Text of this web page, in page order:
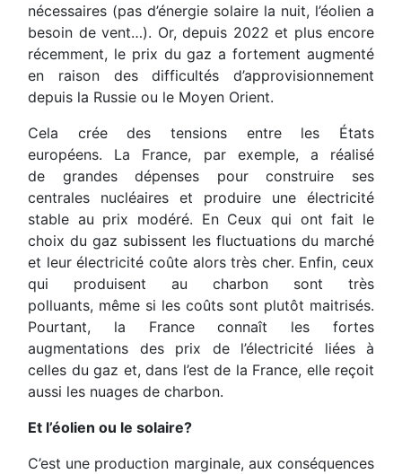
nécessaires (pas d’énergie solaire la nuit, l’éolien a
besoin de vent…). Or, depuis 2022 et plus encore
récemment, le prix du gaz a fortement augmenté
en raison des difficultés d’approvisionnement
depuis la Russie ou le Moyen Orient.
Cela crée des tensions entre les États
européens. La France, par exemple, a réalisé
de grandes dépenses pour construire ses
centrales nucléaires et produire une électricité
stable au prix modéré. En Ceux qui ont fait le
choix du gaz subissent les fluctuations du marché
et leur électricité coûte alors très cher. Enfin, ceux
qui produisent au charbon sont très
polluants, même si les coûts sont plutôt maitrisés.
Pourtant, la France connaît les fortes
augmentations des prix de l’électricité liées à
celles du gaz et, dans l’est de la France, elle reçoit
aussi les nuages de charbon.
Et l’éolien ou le solaire?
C’est une production marginale, aux conséquences